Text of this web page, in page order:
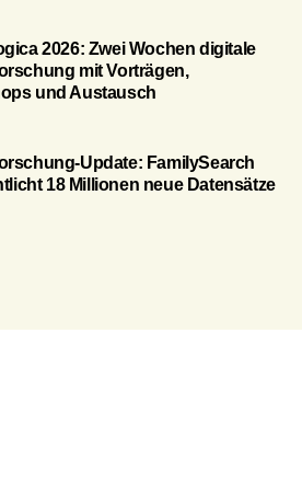
2026: Zwei Wochen digitale
mit Vorträgen,
und Austausch
Update: FamilySearch
18 Millionen neue Datensätze